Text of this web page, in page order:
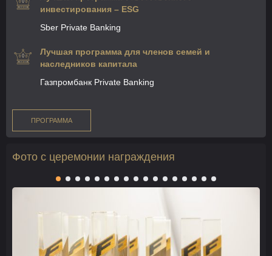
инвестирования – ESG
Sber Private Banking
Лучшая программа для членов семей и
наследников капитала
Газпромбанк Private Banking
ПРОГРАММА
Фото с церемонии награждения